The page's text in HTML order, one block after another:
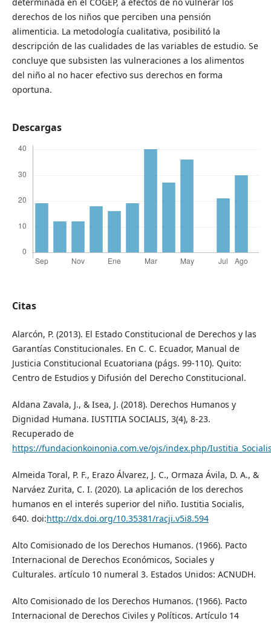
derechos de los niños que perciben una pensión
alimenticia. La metodología cualitativa, posibilitó la
descripción de las cualidades de las variables de estudio. Se
concluye que subsisten las vulneraciones a los alimentos
del niño al no hacer efectivo sus derechos en forma
oportuna.
Descargas
Citas
Alarcón, P. (2013). El Estado Constitucional de Derechos y las
Garantías Constitucionales. En C. C. Ecuador, Manual de
Justicia Constitucional Ecuatoriana (págs. 99-110). Quito:
Centro de Estudios y Difusión del Derecho Constitucional.
Aldana Zavala, J., & Isea, J. (2018). Derechos Humanos y
Dignidad Humana. IUSTITIA SOCIALIS, 3(4), 8-23.
Recuperado de
https://fundacionkoinonia.com.ve/ojs/index.php/
Almeida Toral, P. F., Erazo Álvarez, J. C., Ormaza Ávila, D. A., &
Narváez Zurita, C. I. (2020). La aplicación de los derechos
humanos en el interés superior del niño. Iustitia Socialis,
640. doi:http://dx.doi.org/10.35381/racji.v5i8.594
Alto Comisionado de los Derechos Humanos. (1966). Pacto
Internacional de Derechos Económicos, Sociales y
Culturales. artículo 10 numeral 3. Estados Unidos: ACNUDH.
Alto Comisionado de los Derechos Humanos. (1966). Pacto
Internacional de Derechos Civiles y Políticos. Artículo 14